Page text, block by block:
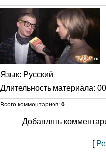
Язык: Русский
Длительность материала:
Всего комментариев: 0
Добавлять
[